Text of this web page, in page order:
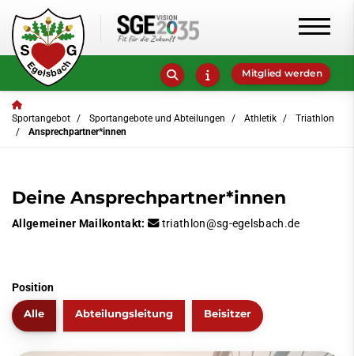
Mitglied werden
Sportangebot Sportangebote und Abteilungen Athletik
Triathlon
Ansprechpartner*innen
Deine Ansprechpartner*innen
Allgemeiner Mailkontakt: triathlon@sg-egelsbach.de
Position
Alle Abteilungsleitung Beisitzer